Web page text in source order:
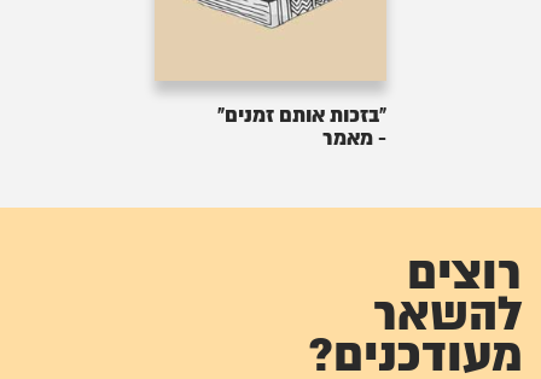
"בזכות אותם זמנים"
- מאמר
רוצים
להשאר
מעודכנים?